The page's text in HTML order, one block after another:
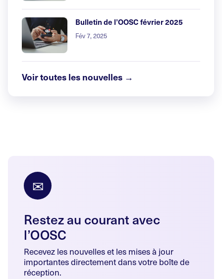
Bulletin de l’OOSC février 2025
Fév 7, 2025
Voir toutes les nouvelles →
✉
Restez au courant avec
l’OOSC
Recevez les nouvelles et les mises à jour
importantes directement dans votre boîte de
réception.